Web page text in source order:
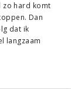
zo hard komt
Dan
dat ik
langzaam